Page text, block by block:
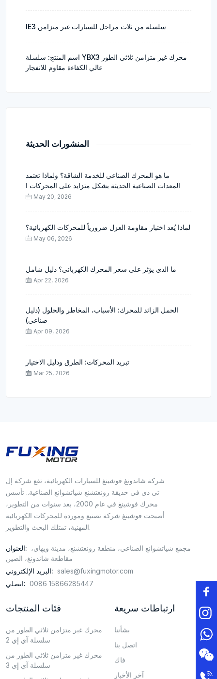
IE3 سلسلة من ثلاث مراحل للسيارات غير متزامن
اسم المنتج: سلسلة YBX3 محرك غير متزامن ثلاثي الطور
عالي الكفاءة مقاوم للانفجار
المنشورات الحديثة
ما هو المحرك الصناعي للخدمة الشاقة؟ ولماذا تعتمد
المعدات الصناعية الحديثة بشكل متزايد على المحركات ا
May 20, 2026
لماذا يُعد اختبار مقاومة العزل ضرورياً للمحركات الكهربائية؟
May 06, 2026
ما الذي يؤثر على سعر المحرك الكهربائي؟ دليل شامل
Apr 22, 2026
الحمل الزائد للمحرك: الأسباب، المخاطر والحلول (دليل
صناعي)
Apr 09, 2026
تبريد المحركات: الطرق ودليل الاختيار
Mar 25, 2026
شركة شاندونغ فوشينغ للسيارات الكهربائية، تقع شركة إل
تي دي في حديقة رونغتشنغ شياتشوانغ الصناعية.. تأسس
محرك فوشينغ في عام 2000، بعد سنوات من التطوير،
أصبحت فوشينغ شركة تصنيع وموردة للمحركات الكهربائية
المهنية، تمتلك البحث والتطوير.
العنوان:
مقاطعة شاندونغ، الصين
البريد الإلكتروني: sales@fuxingmotor.com
اتصلي: 0086 15866285447
فئات المنتجات
محرك غير متزامن ثلاثي الطور من
سلسلة آي إي 2
محرك غير متزامن ثلاثي الطور من
سلسلة آي إي 3
ارتباطات سريعة
بشأننا
اتصل بنا
فاك
آخر الأخبار